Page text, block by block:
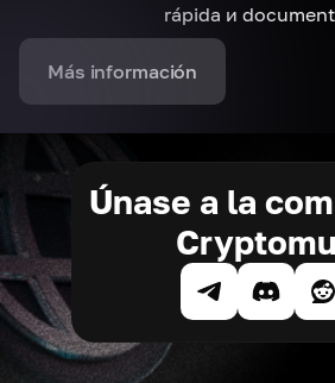
rápida и
Más información
Únase a la